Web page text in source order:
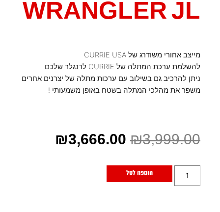
WRANGLER JL
מייצב אחורי משודרג של CURRIE USA
להשלמת ערכת המתלה של CURRIE לרנגלר שלכם
ניתן להרכיב גם בשילוב עם ערכות מתלה של יצרנים אחרים
משפר את מהלכי המתלה בשטח באופן משמעותי !
₪3,999.00
₪3,666.00
הוספה לסל